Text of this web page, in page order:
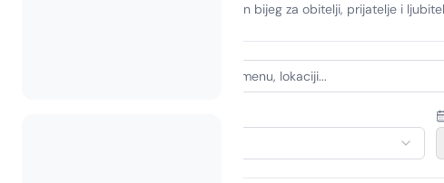
—savršen bijeg za obitelji, prijatelje i